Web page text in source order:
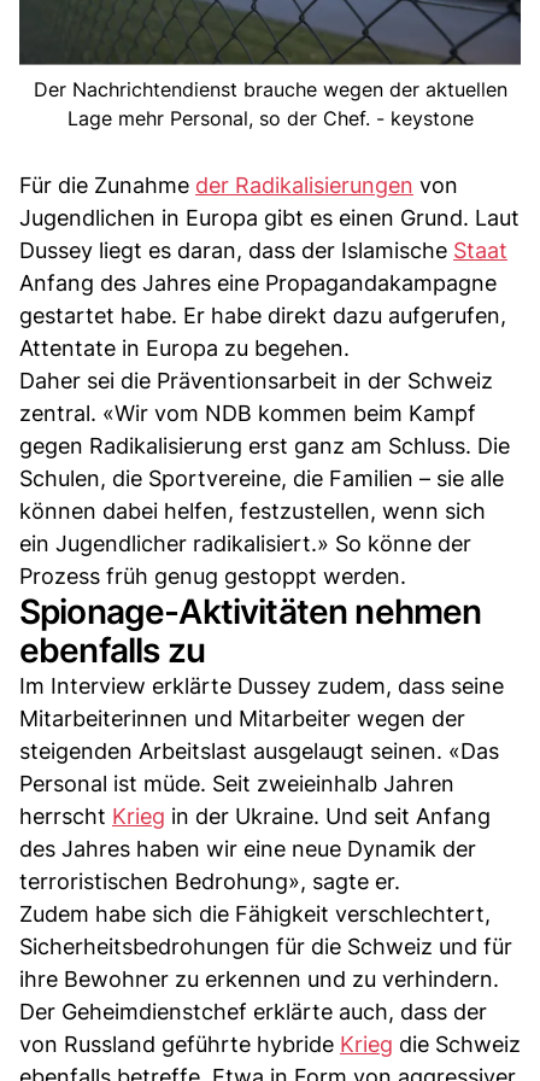
Der Nachrichtendienst brauche wegen der aktuellen
Lage mehr Personal, so der Chef. - keystone
Für die Zunahme der Radikalisierungen von
Jugendlichen in Europa gibt es einen Grund. Laut
Dussey liegt es daran, dass der Islamische Staat
Anfang des Jahres eine Propagandakampagne
gestartet habe. Er habe direkt dazu aufgerufen,
Attentate in Europa zu begehen.
Daher sei die Präventionsarbeit in der Schweiz
zentral. «Wir vom NDB kommen beim Kampf
gegen Radikalisierung erst ganz am Schluss. Die
Schulen, die Sportvereine, die Familien – sie alle
können dabei helfen, festzustellen, wenn sich
ein Jugendlicher radikalisiert.» So könne der
Prozess früh genug gestoppt werden.
Spionage-Aktivitäten nehmen
ebenfalls zu
Im Interview erklärte Dussey zudem, dass seine
Mitarbeiterinnen und Mitarbeiter wegen der
steigenden Arbeitslast ausgelaugt seinen. «Das
Personal ist müde. Seit zweieinhalb Jahren
herrscht Krieg in der Ukraine. Und seit Anfang
des Jahres haben wir eine neue Dynamik der
terroristischen Bedrohung», sagte er.
Zudem habe sich die Fähigkeit verschlechtert,
Sicherheitsbedrohungen für die Schweiz und für
ihre Bewohner zu erkennen und zu verhindern.
Der Geheimdienstchef erklärte auch, dass der
von Russland geführte hybride Krieg die Schweiz